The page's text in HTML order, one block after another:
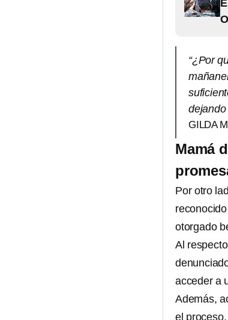
“¿Por
dejando
GILDA
Mamá
Por otro
otorgado
Al
acceder a
Además,
el